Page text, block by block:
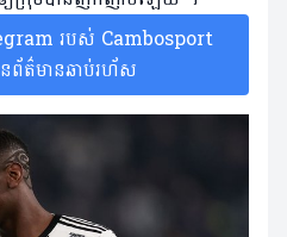
របស់ Cambosport
ព័ត៌មានឆាប់រហ័ស